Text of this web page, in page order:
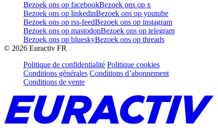
Bezoek ons op facebookBezoek ons op x
Bezoek ons op linkedinBezoek ons op youtube
Bezoek ons op rss-feedBezoek ons op instagram
Bezoek ons op mastodonBezoek ons op telegram
Bezoek ons op blueskyBezoek ons op threads
© 2026 Euractiv FR
Politique de confidentialité Politique cookies
Conditions générales Conditions d’abonnement
Conditions de vente